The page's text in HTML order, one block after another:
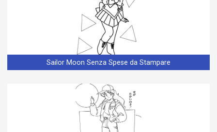
Sailor Moon Senza Spese da Stampare